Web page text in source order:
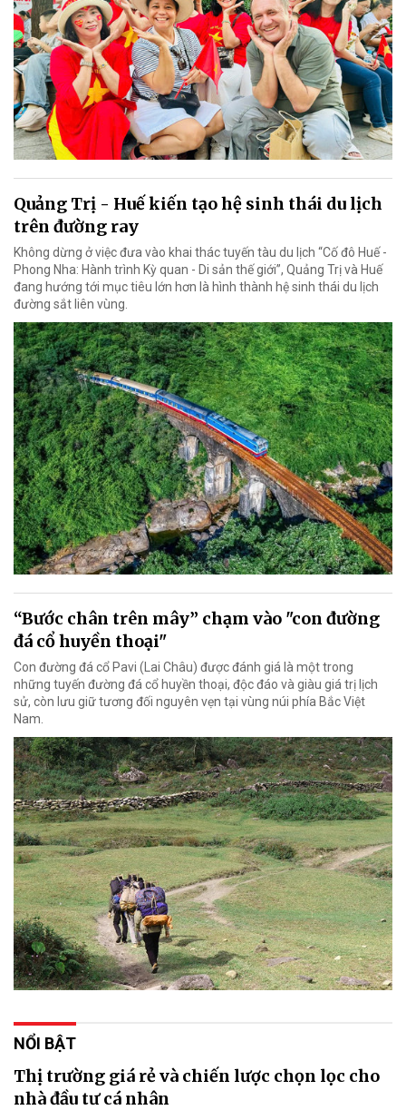
Quảng Trị - Huế kiến tạo hệ sinh thái du lịch
trên đường ray
Không dừng ở việc đưa vào khai thác tuyến tàu du lịch “Cố đô Huế -
Phong Nha: Hành trình Kỳ quan - Di sản thế giới”, Quảng Trị và Huế
đang hướng tới mục tiêu lớn hơn là hình thành hệ sinh thái du lịch
đường sắt liên vùng.
“Bước chân trên mây” chạm vào "con đường
đá cổ huyền thoại"
Con đường đá cổ Pavi (Lai Châu) được đánh giá là một trong
những tuyến đường đá cổ huyền thoại, độc đáo và giàu giá trị lịch
sử, còn lưu giữ tương đối nguyên vẹn tại vùng núi phía Bắc Việt
Nam.
NỔI BẬT
Thị trường giá rẻ và chiến lược chọn lọc cho
nhà đầu tư cá nhân